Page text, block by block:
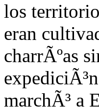
los
eran
charrÃºas
ex
marchÃ³ a